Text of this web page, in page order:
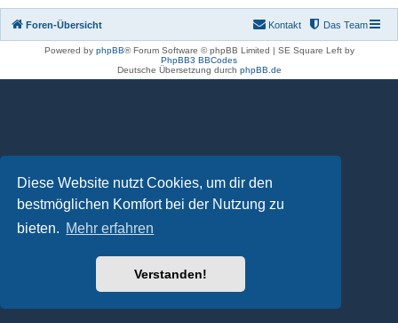
Diese Website nutzt Cookies, um dir den
bestmöglichen Komfort bei der Nutzung zu
bieten. Mehr erfahren
Verstanden!
Foren-Übersicht Das Team
Kontakt
Powered by phpBB® Forum Software © phpBB Limited | SE Square Left by
PhpBB3 BBCodes
Deutsche Übersetzung durch phpBB.de